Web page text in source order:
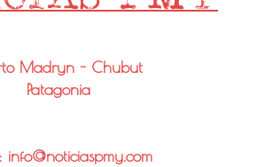
Madryn - Chubut
Patagonia
info@noticiaspmy.com